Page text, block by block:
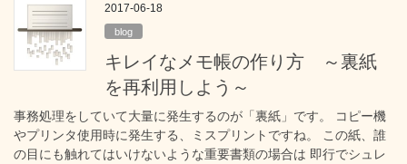
2017-06-18
blog
キレイなメモ帳の作り方 ～裏紙
を再利用しよう～
事務処理をしていて大量に発生するのが「裏紙」です。 コピー機
やプリンタ使用時に発生する、ミスプリントですね。 この紙、誰
の目にも触れてはいけないような重要書類の場合は 即行でシュレ